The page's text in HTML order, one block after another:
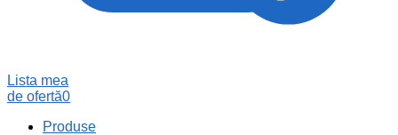
Lista mea
de ofertă0
Produse